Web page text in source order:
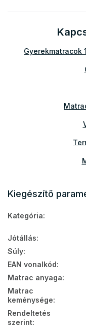
Gyerekmatracok
Kiegészítő
Kategória:
Jótállás:
Súly:
EAN vonalkód:
Matrac anyaga:
Matrac
keménysége:
Rendeltetés
szerint: